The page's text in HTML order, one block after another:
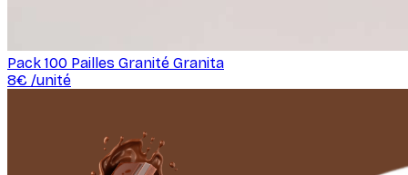
Pack 100 Pailles Granité Granita
8€ /unité